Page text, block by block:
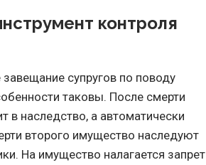
контроля
супругов по поводу
таковы. После смерти
в наследство, а автоматически
второго имущество наследуют
На имущество налагается запрет